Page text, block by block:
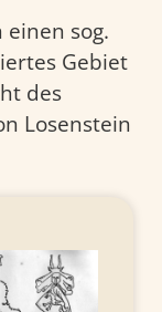
einen sog.
Gebiet
des
Losenstein